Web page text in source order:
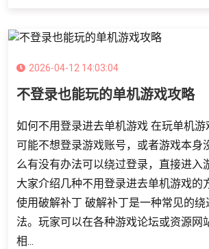
2026-04-12 14:03:04
不登录也能玩的单机游戏攻略
如何不用登录进去单机游戏 在玩单机游
可能不想登录游戏账号，或者游戏本身
么有没有办法可以绕过登录，直接进入
大家介绍几种不用登录进去单机游戏的
使用破解补丁 破解补丁是一种常见的
法。玩家可以在各种游戏论坛或资源网
相...